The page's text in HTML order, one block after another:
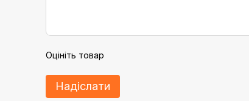
Оцініть товар
Надіслати